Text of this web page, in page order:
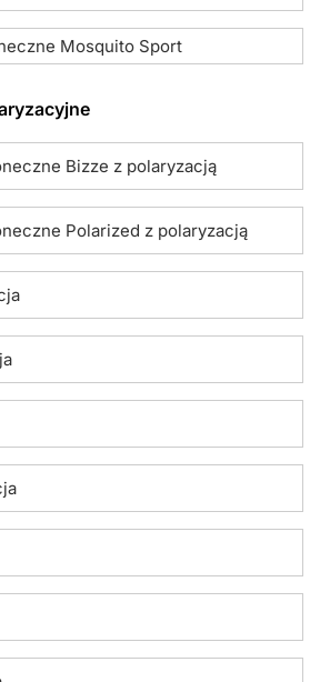
Mosquito Sport
Bizze z polaryzacją
Polarized z polaryzacją